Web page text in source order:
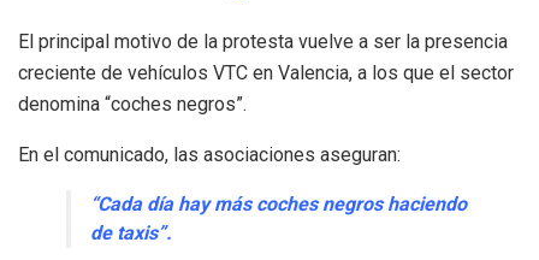
El principal motivo de la protesta vuelve a ser la presencia
creciente de vehículos VTC en Valencia, a los que el sector
denomina “coches negros”.
En el comunicado, las asociaciones aseguran:
“Cada día hay más coches negros haciendo
de taxis”.